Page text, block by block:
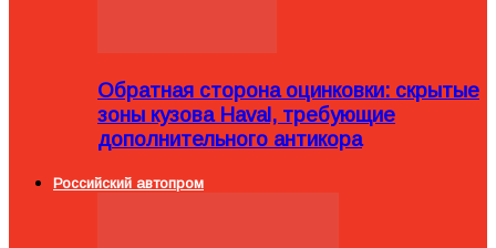
Обратная сторона оцинковки: скрытые
зоны кузова Haval, требующие
дополнительного антикора
Российский автопром